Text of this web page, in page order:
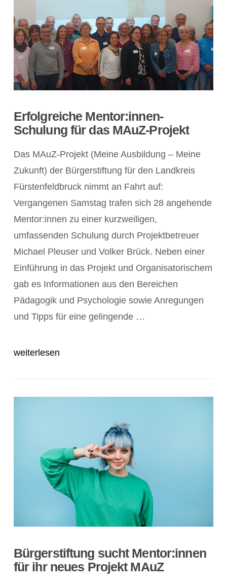
POST ANZEIGEN
Erfolgreiche Mentor:innen-
Schulung für das MAuZ-Projekt
Das MAuZ-Projekt (Meine Ausbildung – Meine
Zukunft) der Bürgerstiftung für den Landkreis
Fürstenfeldbruck nimmt an Fahrt auf:
Vergangenen Samstag trafen sich 28 angehende
Mentor:innen zu einer kurzweiligen,
umfassenden Schulung durch Projektbetreuer
Michael Pleuser und Volker Brück. Neben einer
Einführung in das Projekt und Organisatorischem
gab es Informationen aus den Bereichen
Pädagogik und Psychologie sowie Anregungen
und Tipps für eine gelingende …
weiterlesen
Bürgerstiftung sucht Mentor:innen
für ihr neues Projekt MAuZ